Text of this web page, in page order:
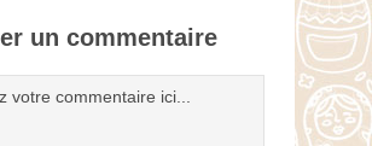
un commentaire